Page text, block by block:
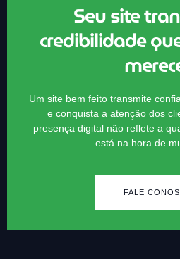
Seu site
credibilidade
Um site bem feito transmite
e conquista a atenção dos
presença digital não reflete a
está na hora de
FALE
Online agora